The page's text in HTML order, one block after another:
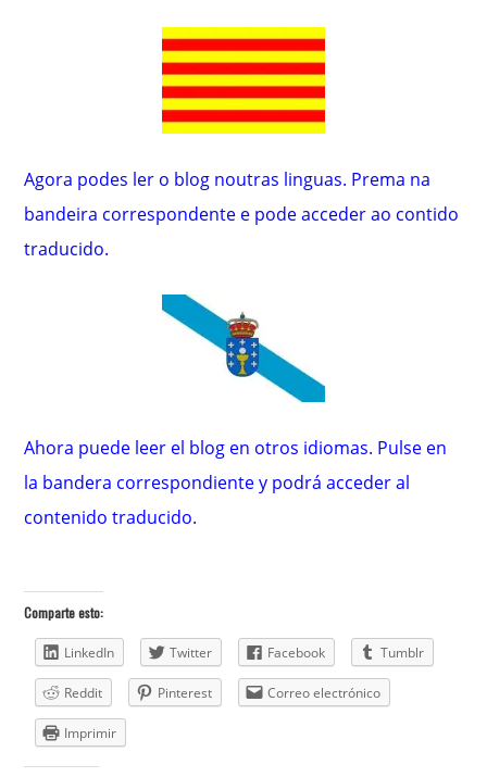
Agora podes ler o blog noutras linguas. Prema na
bandeira correspondente e pode acceder ao contido
traducido.
Ahora puede leer el blog en otros idiomas. Pulse en
la bandera correspondiente y podrá acceder al
contenido traducido.
Comparte esto:
LinkedIn Twitter Facebook Tumblr
Reddit Pinterest Correo electrónico
Imprimir